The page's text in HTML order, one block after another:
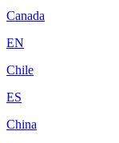
Canada
EN
Chile
ES
China